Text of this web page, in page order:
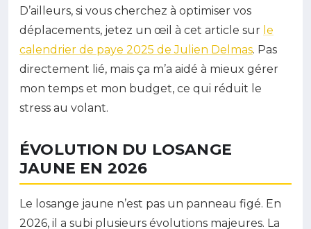
D’ailleurs, si vous cherchez à optimiser vos
déplacements, jetez un œil à cet article sur le
calendrier de paye 2025 de Julien Delmas. Pas
directement lié, mais ça m’a aidé à mieux gérer
mon temps et mon budget, ce qui réduit le
stress au volant.
ÉVOLUTION DU LOSANGE
JAUNE EN 2026
Le losange jaune n’est pas un panneau figé. En
2026, il a subi plusieurs évolutions majeures. La